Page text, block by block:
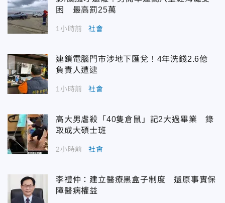
困 最高罰25萬
1小時前 社會
連鎖電腦門市涉地下匯兌！4年洗錢2.6億
負責人遭逮
1小時前 社會
高大男虐殺「40隻倉鼠」記2大過畢業 錄
取成大碩士班
2小時前 社會
李禮仲：建立醫療黑盒子制度 還原事實保
障醫病權益